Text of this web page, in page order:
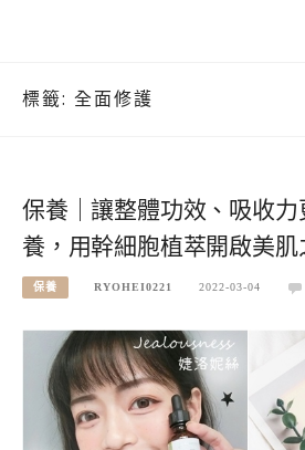
標籤: 全面修護
保養｜讓整體功效、吸收
養，用幹細胞植萃開啟美肌
保養 RYOHEI0221 2022-03-04